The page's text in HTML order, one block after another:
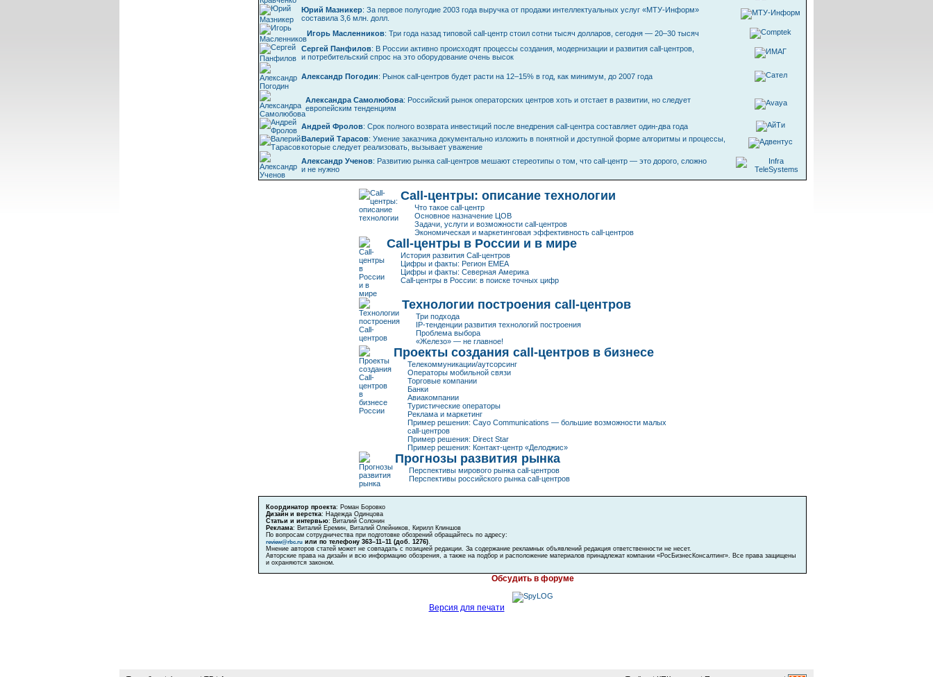
Юрий Мазникер: За первое полугодие 2003 года выручка от продажи интеллектуальных услуг «МТУ-Информ»
составила 3,6 млн. долл.
Игорь Масленников: Три года назад типовой call-центр стоил сотни тысяч долларов, сегодня — 20–30 тысяч
Сергей Панфилов: В России активно происходят процессы создания, модернизации и развития call-центров
и потребительский спрос на это оборудование очень высок
Александр Погодин: Рынок call-центров будет расти на 12–15% в год, как минимум, до 2007 года
Александра Самолюбова: Российский рынок операторских центров хоть и отстает в развитии, но следует
европейским тенденциям
Андрей Фролов: Срок полного возврата инвестиций после внедрения call-центра составляет один-два года
Валерий Тарасов: Умение заказчика документально изложить в понятной и доступной форме алгоритмы и процессы,
которые следует реализовать, вызывает уважение
Александр Ученов: Развитию рынка call-центров мешают стереотипы о том, что call-центр — это дорого, сложно
и не нужно
Call-центры: описание технологии
Что такое call-центр
Основное назначение ЦОВ
Задачи, услуги и возможности call-центров
Экономическая и маркетинговая эффективность call-центров
Call-центры в России и в мире
История развития Call-центров
Цифры и факты: Регион EMEA
Цифры и факты: Северная Америка
Call-центры в России: в поиске точных цифр
Технологии построения call-центров
Три подхода
IP-тенденции развития технологий построения
Проблема выбора
«Железо» — не главное!
Проекты создания call-центров в бизнесе
Телекоммуникации/аутсорсинг
Операторы мобильной связи
Торговые компании
Банки
Авиакомпании
Туристические операторы
Реклама и маркетинг
Пример решения: Cayo Communications — большие возможности малых
call-центров
Пример решения: Direct Star
Пример решения: Контакт-центр «Делоджис»
Прогнозы развития рынка
Перспективы мирового рынка call-центров
Перспективы российского рынка call-центров
Координатор проекта: Роман Боровко
Дизайн и верстка: Надежда Одинцова
Статьи и интервью: Виталий Солонин
Реклама: Виталий Еремин, Виталий Олейников, Кирилл Клиншов
По вопросам сотрудничества при подготовке обозрений обращайтесь по адресу:
review@rbc.ru или по телефону 363–11–11 (доб. 1276).
Мнение авторов статей может не совпадать с позицией редакции. За содержание рекламных объявлений редакция ответственности не несет.
Авторские права на дизайн и всю информацию обозрения, а также на подбор и расположение материалов принадлежат компании «РосБизнесКонсалтинг». Все права защищены
и охраняются законом.
Обсудить в форуме
Версия для печати